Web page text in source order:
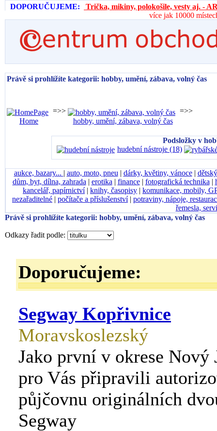
DOPORUČUJEME:
Trička, mikiny, polokošile, vesty aj. -
více jak 10000
Právě si prohlížíte kategorii: hobby, umění, zábava, volný čas
Home
=>>
hobby, umění, zábava, volný čas
=>>
Podsložky v
hudební nástroje (18)
aukce, bazary... | auto, moto, pneu | dárky, květiny, vánoce|
dům, byt, dílna, zahrada | erotika | finance| fotografická technika |
kancelář, papírnictví| knihy, časopisy | komunikace, mobily,
nezařaditelné | počítače a příslušenství| potraviny, nápoje,
řemesla,
Právě si prohlížíte kategorii: hobby, umění, zábava, volný čas
Odkazy řadit podle:
Doporučujeme:
Segway Kopřivnice
Moravskoslezský
Jako první v okrese Nový
pro Vás připravili
půjčovnu originálních
Segway